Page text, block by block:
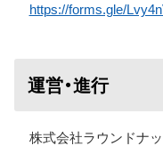
https://forms.gle/
運営・進行
株式会社ラウンドナ